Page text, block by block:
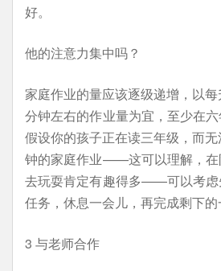
好。
他的注意力集中吗？
家庭作业的量应该逐级递增，以
分钟左右的作业量为宜，至少在六
假设你的孩子正在读三年级，而
钟的家庭作业——这可以理解，在
去玩耍肯定有趣得多——可以考虑
任务，休息一会儿，再完成剩下的
3 与老师合作